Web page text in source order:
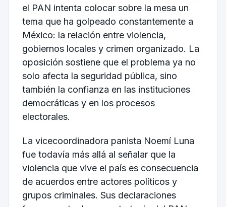
el PAN intenta colocar sobre la mesa un
tema que ha golpeado constantemente a
México: la relación entre violencia,
gobiernos locales y crimen organizado. La
oposición sostiene que el problema ya no
solo afecta la seguridad pública, sino
también la confianza en las instituciones
democráticas y en los procesos
electorales.
La vicecoordinadora panista Noemí Luna
fue todavía más allá al señalar que la
violencia que vive el país es consecuencia
de acuerdos entre actores políticos y
grupos criminales. Sus declaraciones